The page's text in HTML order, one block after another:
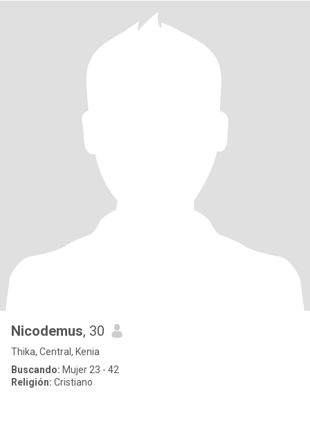
Nicodemus, 30
Thika, Central, Kenia
Buscando: Mujer 23 - 42
Religión: Cristiano